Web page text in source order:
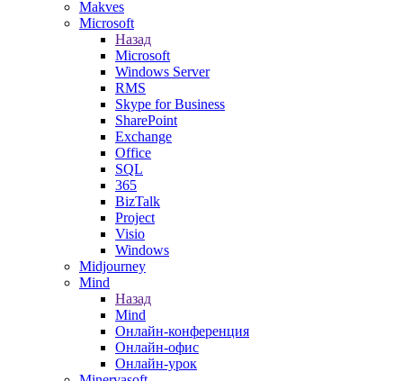
Makves
Microsoft
Назад
Microsoft
Windows Server
RMS
Skype for Business
SharePoint
Exchange
Office
SQL
365
BizTalk
Project
Visio
Windows
Midjourney
Mind
Назад
Mind
Онлайн-конференция
Онлайн-офис
Онлайн-урок